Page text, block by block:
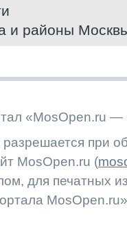
и районы
«MosOpen.ru —
при
MosOpen.ru (
для печатных